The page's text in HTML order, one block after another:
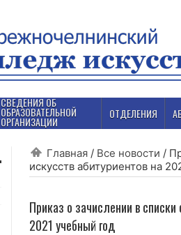
СВЕДЕНИЯ ОБ
ОБРАЗОВАТЕЛЬНОЙ
ОРГАНИЗАЦИИ
ОТДЕЛЕНИЯ
Главная / Все новости /
искусств абитуриентов на
Приказ о зачислении в
2021 учебный год